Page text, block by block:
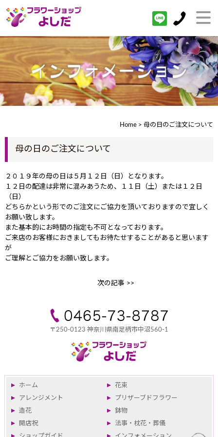
Home > 母の日のご注文について
母の日のご注文について
２０１９年の母の日は５月１２日（日）となります。
１２日の配達は非常に混みあうため、１１日（土）または１２日
（日）
どちらかという形でのご注文にご協力を頂いておりますので宜しく
お願い致します。
また基本的にお時間の指定も不可となっております。
ご来店のお客様におきましてもお待たせすることがあると思います
が
ご理解とご協力をお願い致します。
次の記事 >>
〒250-0123 神奈川県南足柄市中沼560-1
ホーム
花束
アレンジメント
プリザーブドフラワー
造花
鉢物
開店祝
法事・枕花・葬儀